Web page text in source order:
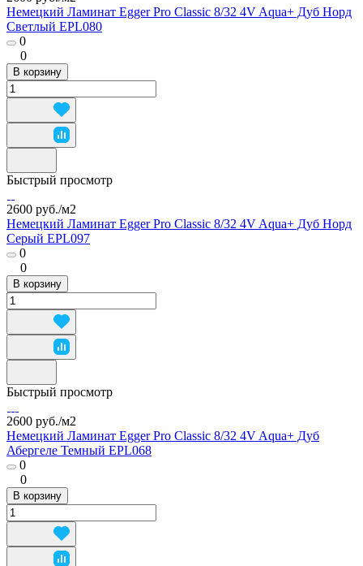
Немецкий Ламинат Egger Pro Classic 8/32 4V Aqua+ Дуб Норд
Светлый EPL080
0
0
В корзину
Быстрый просмотр
2600 руб./м2
Немецкий Ламинат Egger Pro Classic 8/32 4V Aqua+ Дуб Норд
Серый EPL097
0
0
В корзину
Быстрый просмотр
2600 руб./м2
Немецкий Ламинат Egger Pro Classic 8/32 4V Aqua+ Дуб
Абергеле Темный EPL068
0
0
В корзину